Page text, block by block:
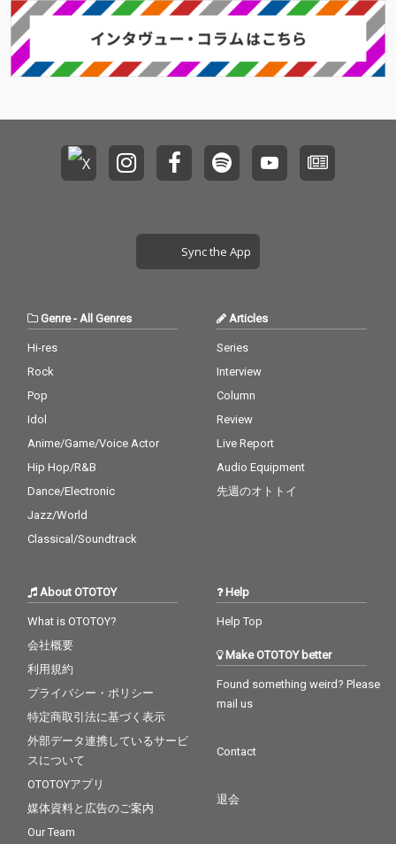
Sync the App
Genre- All Genres
Hi-res
Rock
Pop
Idol
Anime/Game/Voice Actor
Hip Hop/R&B
Dance/Electronic
Jazz/World
Classical/Soundtrack
Articles
Series
Interview
Column
Review
Live Report
Audio Equipment
先週のオトトイ
About OTOTOY
What is OTOTOY?
会社概要
利用規約
プライバシー・ポリシー
特定商取引法に基づく表示
外部データ連携しているサービ
スについて
OTOTOYアプリ
媒体資料と広告のご案内
Our Team
Help
Help Top
Make OTOTOY better
Found something weird? Please
mail us
Contact
退会